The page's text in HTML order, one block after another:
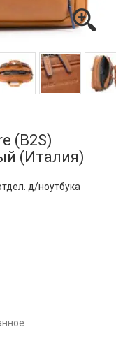
(B2S)
(Италия)
д/ноутбука